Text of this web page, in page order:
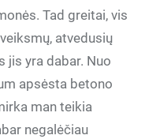
Tad greitai, vis
atvedusių
jis yra dabar. Nuo
apsėsta betono
man teikia
negalėčiau